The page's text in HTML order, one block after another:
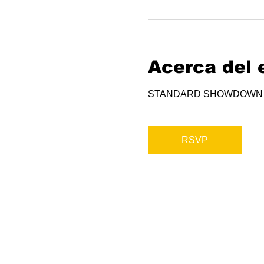
Acerca del
STANDARD SHOWDOWN
RSVP